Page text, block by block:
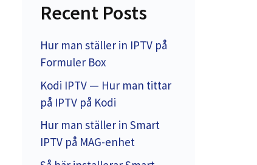
Recent Posts
Hur man ställer in IPTV på
Formuler Box
Kodi IPTV — Hur man tittar
på IPTV på Kodi
Hur man ställer in Smart
IPTV på MAG-enhet